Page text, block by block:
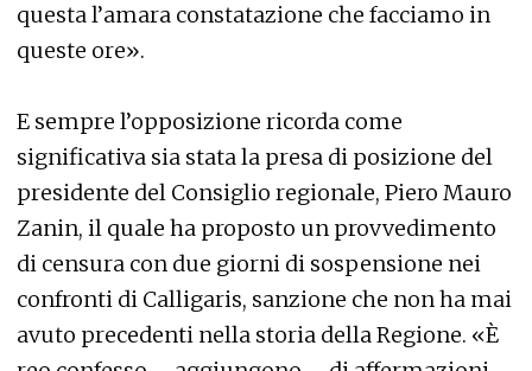
questa l’amara constatazione che facciamo in
queste ore».
E sempre l’opposizione ricorda come
significativa sia stata la presa di posizione del
presidente del Consiglio regionale, Piero Mauro
Zanin, il quale ha proposto un provvedimento
di censura con due giorni di sospensione nei
confronti di Calligaris, sanzione che non ha mai
avuto precedenti nella storia della Regione. «È